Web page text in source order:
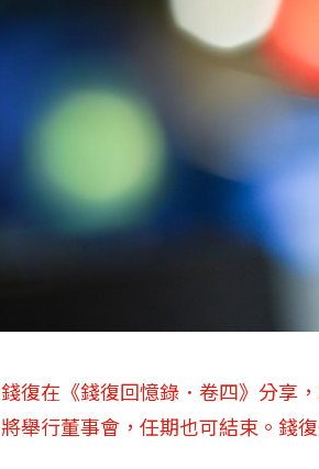
錢復在《錢復回憶錄．卷四》分享
將舉行董事會，任期也可結束。錢